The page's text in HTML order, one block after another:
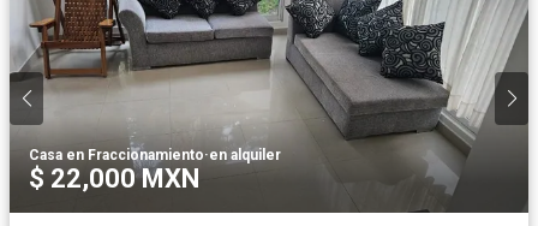
Casa en Fraccionamiento·en alquiler
$ 22,000 MXN